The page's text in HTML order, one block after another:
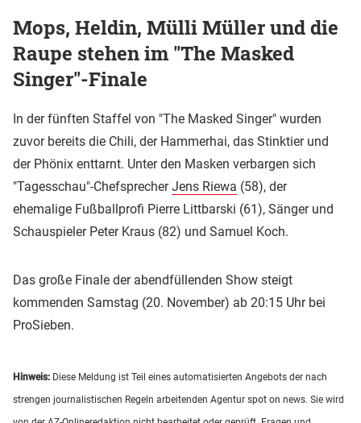
Mops, Heldin, Mülli Müller und die
Raupe stehen im "The Masked
Singer"-Finale
In der fünften Staffel von "The Masked Singer" wurden
zuvor bereits die Chili, der Hammerhai, das Stinktier und
der Phönix enttarnt. Unter den Masken verbargen sich
"Tagesschau"-ChefsprecherJens Riewa (58), der
ehemalige Fußballprofi Pierre Littbarski (61), Sänger und
Schauspieler Peter Kraus (82) und Samuel Koch.
Das große Finale der abendfüllenden Show steigt
kommenden Samstag (20. November) ab 20:15 Uhr bei
ProSieben.
Hinweis: Diese Meldung ist Teil eines automatisierten Angebots der nach
strengen journalistischen Regeln arbeitenden Agentur spot on news. Sie wird